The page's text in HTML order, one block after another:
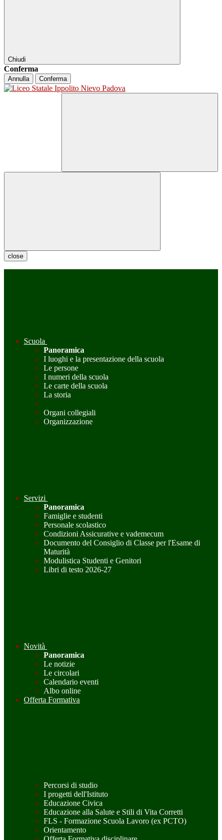
Chiudi
Conferma
Annulla Conferma
close
Scuola
Panoramica
I luoghi e la presentazione della scuola
Le persone
I numeri della scuola
Le carte della scuola
La storia
Organi collegiali
Organizzazione
Servizi
Panoramica
Famiglie e studenti
Personale scolastico
Condizioni Assicurative e vademecum
Documento del Consiglio di Classe per l'Esame di
Maturità
Modulistica Studenti e Genitori
Libri di testo 2026-27
Novità
Panoramica
Le notizie
Le circolari
Calendario eventi
Albo online
Offerta Formativa
Percorsi di studio
I progetti dell'Istituto
Educazione Civica
Educazione alla Salute e Stili di Vita Corretti
FLS - Formazione Scuola Lavoro (ex PCTO)
Orientamento